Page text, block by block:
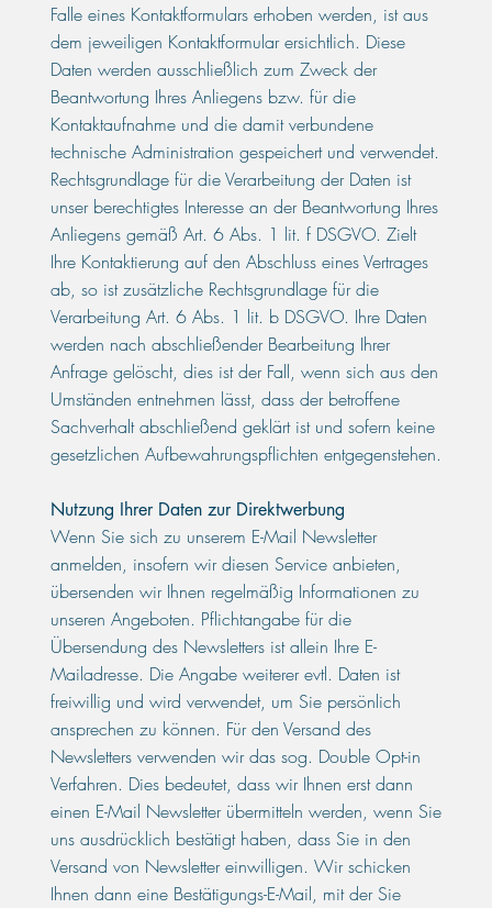
Falle eines Kontaktformulars erhoben werden, ist aus
dem jeweiligen Kontaktformular ersichtlich. Diese
Daten werden ausschließlich zum Zweck der
Beantwortung Ihres Anliegens bzw. für die
Kontaktaufnahme und die damit verbundene
technische Administration gespeichert und verwendet.
Rechtsgrundlage für die Verarbeitung der Daten ist
unser berechtigtes Interesse an der Beantwortung Ihres
Anliegens gemäß Art. 6 Abs. 1 lit. f DSGVO. Zielt
Ihre Kontaktierung auf den Abschluss eines Vertrages
ab, so ist zusätzliche Rechtsgrundlage für die
Verarbeitung Art. 6 Abs. 1 lit. b DSGVO. Ihre Daten
werden nach abschließender Bearbeitung Ihrer
Anfrage gelöscht, dies ist der Fall, wenn sich aus den
Umständen entnehmen lässt, dass der betroffene
Sachverhalt abschließend geklärt ist und sofern keine
gesetzlichen Aufbewahrungspflichten entgegenstehen.
Nutzung Ihrer Daten zur Direktwerbung
Wenn Sie sich zu unserem E-Mail Newsletter
anmelden, insofern wir diesen Service anbieten,
übersenden wir Ihnen regelmäßig Informationen zu
unseren Angeboten. Pflichtangabe für die
Übersendung des Newsletters ist allein Ihre E-
Mailadresse. Die Angabe weiterer evtl. Daten ist
freiwillig und wird verwendet, um Sie persönlich
ansprechen zu können. Für den Versand des
Newsletters verwenden wir das sog. Double Opt-in
Verfahren. Dies bedeutet, dass wir Ihnen erst dann
einen E-Mail Newsletter übermitteln werden, wenn Sie
uns ausdrücklich bestätigt haben, dass Sie in den
Versand von Newsletter einwilligen. Wir schicken
Ihnen dann eine Bestätigungs-E-Mail, mit der Sie